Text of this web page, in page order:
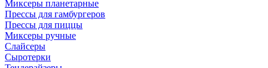
Миксеры планетарные
Прессы для гамбургеров
Прессы для пиццы
Миксеры ручные
Слайсеры
Сыротерки